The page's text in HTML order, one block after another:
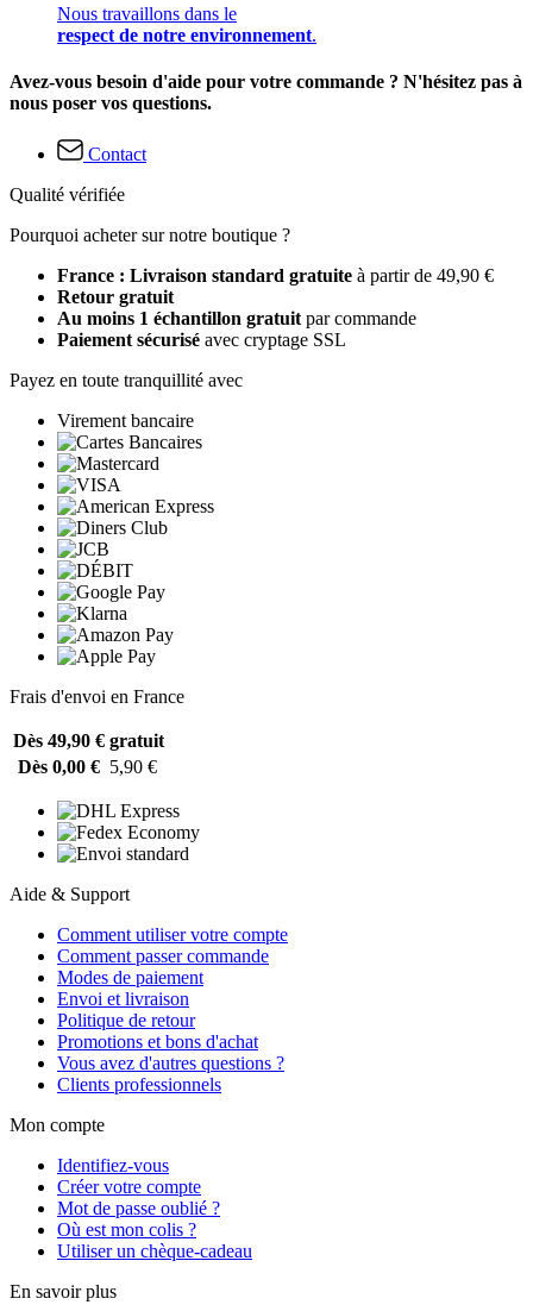
Nous travaillons dans le
respect de notre environnement.
Avez-vous besoin d'aide pour votre commande ? N'hésitez pas à
nous poser vos questions.
Contact
Qualité vérifiée
Pourquoi acheter sur notre boutique ?
France : Livraison standard gratuite à partir de 49,90 €
Retour gratuit
Au moins 1 échantillon gratuit par commande
Paiement sécurisé avec cryptage SSL
Payez en toute tranquillité avec
Virement bancaire
Frais d'envoi en France
Dès 49,90 € gratuit
Dès 0,00 € 5,90 €
Aide & Support
Comment utiliser votre compte
Comment passer commande
Modes de paiement
Envoi et livraison
Politique de retour
Promotions et bons d'achat
Vous avez d'autres questions ?
Clients professionnels
Mon compte
Identifiez-vous
Créer votre compte
Mot de passe oublié ?
Où est mon colis ?
Utiliser un chèque-cadeau
En savoir plus